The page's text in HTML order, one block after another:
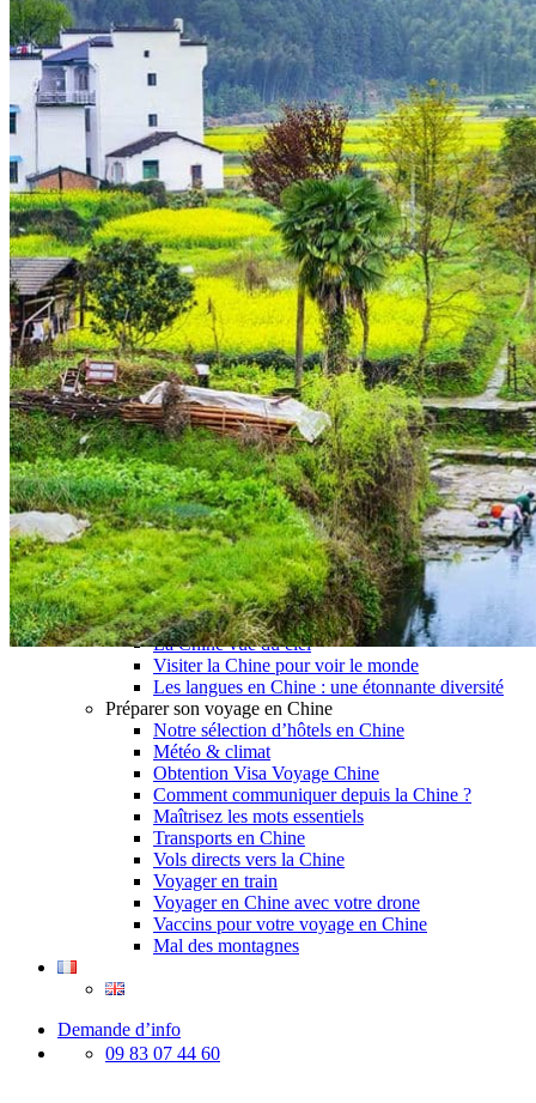
Nos Petits Groupes
Ambiance
Classique et incontournables
Culture & expériences
Nature et grands paysages
Famille et enfants
Trekking et aventure
Luxe et exception
Où et quand partir ?
Printemps
Eté
Automne
Hiver
Infos pratiques
Notre agence
Notre agence en Chine
Réseau Asian Roads
Garanties et engagements Asian Roads
Avis de nos voyageurs
Voyages d’affaires en Chine
Voyage scolaire et culturel en Chine
La Chine & ses secrets
Présentation de la Chine
Cuisines de Chine
Les Minorités Ethniques Chinoises
Fêtes traditionnelles & vacances en Chine
Les signes astrologiques Chinois
Les plus belles montagnes de Chine
Les plus belles balades de Chine
La Chine vue du ciel
Visiter la Chine pour voir le monde
Les langues en Chine : une étonnante diversité
Préparer son voyage en Chine
Notre sélection d’hôtels en Chine
Météo & climat
Obtention Visa Voyage Chine
Comment communiquer depuis la Chine ?
Maîtrisez les mots essentiels
Transports en Chine
Vols directs vers la Chine
Voyager en train
Voyager en Chine avec votre drone
Vaccins pour votre voyage en Chine
Mal des montagnes
Demande d’info
09 83 07 44 60